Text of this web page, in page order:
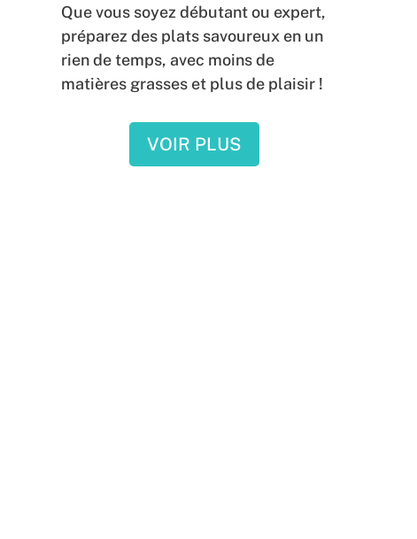
Que vous soyez débutant ou expert,
préparez des plats savoureux en un
rien de temps, avec moins de
matières grasses et plus de plaisir !
VOIR PLUS